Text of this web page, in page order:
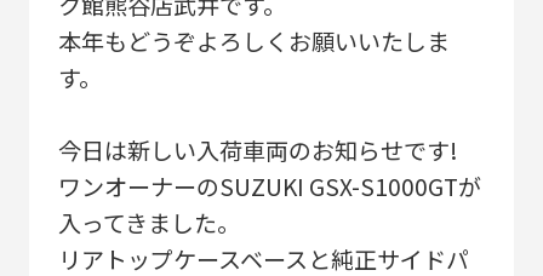
本年もどうぞよろしくお願いいたしま
す。
今日は新しい入荷車両のお知らせです!
ワンオーナーのSUZUKI GSX-S1000GTが
入ってきました。
リアトップケースベースと純正サイドパ